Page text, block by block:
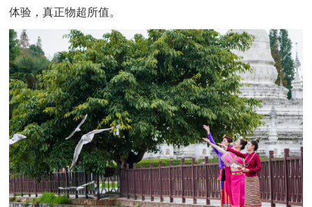
体验，真正物超所值。